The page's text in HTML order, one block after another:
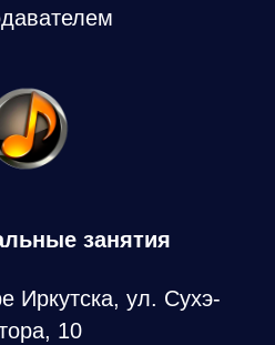
занятия
Иркутска, ул. Сухэ-
10